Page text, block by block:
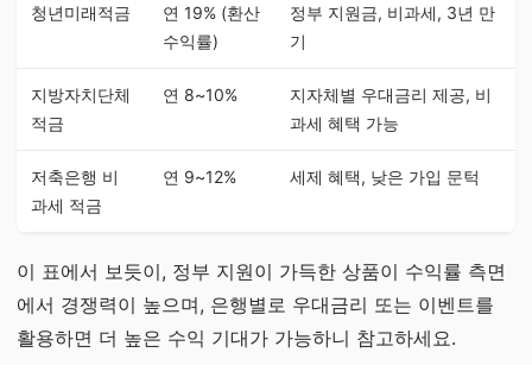
청년미래적금
연 19% (환산
수익률)
정부 지원금, 비과세, 3년 만
기
지방자치단체
적금
연 8~10%
지자체별 우대금리 제공, 비
과세 혜택 가능
저축은행 비
과세 적금
연 9~12% 세제 혜택, 낮은 가입 문턱
이 표에서 보듯이, 정부 지원이 가득한 상품이 수익률 측면
에서 경쟁력이 높으며, 은행별로 우대금리 또는 이벤트를
활용하면 더 높은 수익 기대가 가능하니 참고하세요.